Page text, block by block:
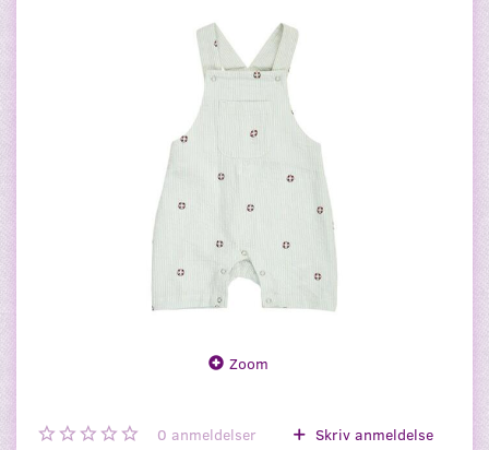
Zoom
0 anmeldelser Skriv anmeldelse